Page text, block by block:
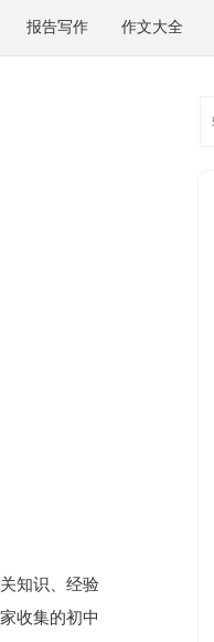
报告写作 作文大全
知识、经验
收集的初中